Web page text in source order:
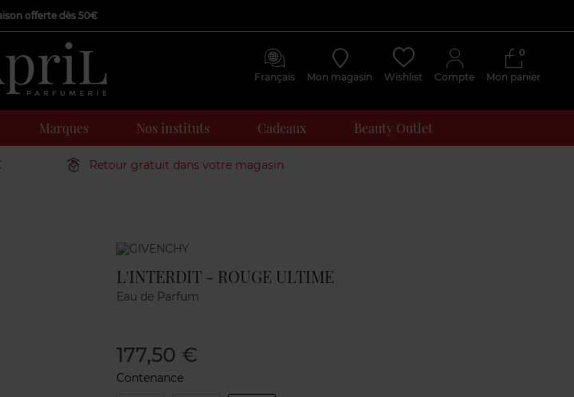
offerte dès 50€
Français Mon magasin Wishlist Compte Mon panier
0
Marques Nos instituts Cadeaux Beauty Outlet
Retour gratuit dans votre magasin
Marque
L'INTERDIT - ROUGE ULTIME
Eau de Parfum
177,50 €
Contenance